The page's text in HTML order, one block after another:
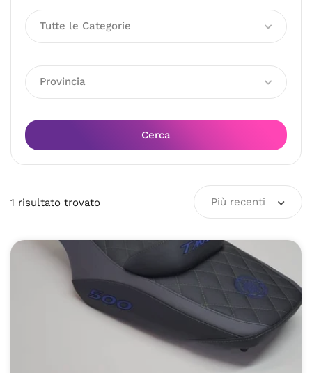
Tutte le Categorie
Provincia
Cerca
1 risultato trovato Più recenti